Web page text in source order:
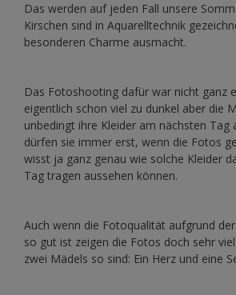
Das werden auf jeden Fall unsere
Kirschen sind in Aquarelltechnik
besonderen Charme ausmacht.
Das Fotoshooting dafür war nicht ganz
eigentlich schon viel zu dunkel aber die
unbedingt ihre Kleider am nächsten Tag
dürfen sie immer erst, wenn die Fotos
wisst ja ganz genau wie solche Kleider
Tag tragen aussehen können.
Auch wenn die Fotoqualität aufgrund
so gut ist zeigen die Fotos doch sehr
zwei Mädels so sind: Ein Herz und eine